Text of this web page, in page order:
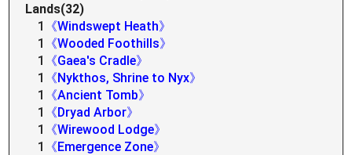
Lands(32)
1
《Windswept Heath》
1
《Wooded Foothills》
1
《Gaea's Cradle》
1
《Nykthos, Shrine to Nyx》
1
《Ancient Tomb》
1
《Dryad Arbor》
1
《Wirewood Lodge》
1
《Emergence Zone》